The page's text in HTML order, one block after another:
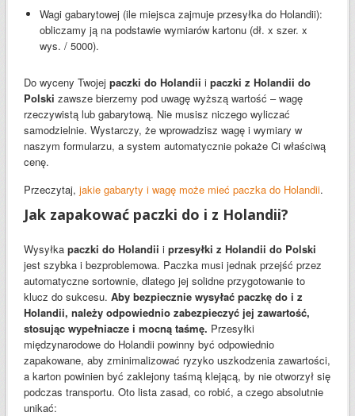
Wagi gabarytowej (ile miejsca zajmuje przesyłka do Holandii):
obliczamy ją na podstawie wymiarów kartonu (dł. x szer. x
wys. / 5000).
Do wyceny Twojej paczki do Holandii i paczki z Holandii do
Polski zawsze bierzemy pod uwagę wyższą wartość – wagę
rzeczywistą lub gabarytową. Nie musisz niczego wyliczać
samodzielnie. Wystarczy, że wprowadzisz wagę i wymiary w
naszym formularzu, a system automatycznie pokaże Ci właściwą
cenę.
Przeczytaj, jakie gabaryty i wagę może mieć paczka do Holandii.
Jak zapakować paczki do i z Holandii?
Wysyłka paczki do Holandii i przesyłki z Holandii do Polski
jest szybka i bezproblemowa. Paczka musi jednak przejść przez
automatyczne sortownie, dlatego jej solidne przygotowanie to
klucz do sukcesu. Aby bezpiecznie wysyłać paczkę do i z
Holandii, należy odpowiednio zabezpieczyć jej zawartość,
stosując wypełniacze i mocną taśmę. Przesyłki
międzynarodowe do Holandii powinny być odpowiednio
zapakowane, aby zminimalizować ryzyko uszkodzenia zawartości,
a karton powinien być zaklejony taśmą klejącą, by nie otworzył się
podczas transportu. Oto lista zasad, co robić, a czego absolutnie
unikać: